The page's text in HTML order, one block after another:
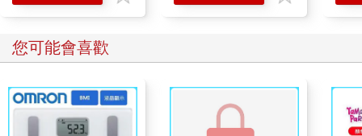
學方法
您可能會喜歡